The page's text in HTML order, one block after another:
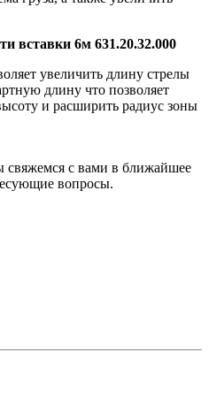
вставки 6м 631.20.32.000
увеличить длину стрелы
длину что позволяет
и расширить радиус зоны
свяжемся с вами в ближайшее
вопросы.